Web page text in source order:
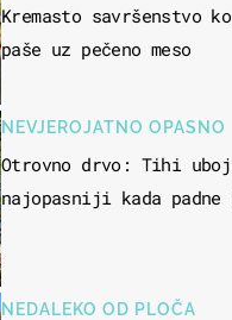
Kremasto savršenstvo
paše uz pečeno meso
NEVJEROJATNO OPASNO
Otrovno drvo: Tihi
najopasniji kada padne
NEDALEKO OD PLOČA